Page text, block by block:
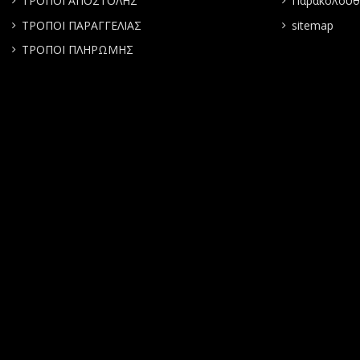
ΤΡΟΠΟΙ ΠΑΡΑΓΓΕΛΙΑΣ
ΤΡΟΠΟΙ ΠΛΗΡΩΜΗΣ
sitemap